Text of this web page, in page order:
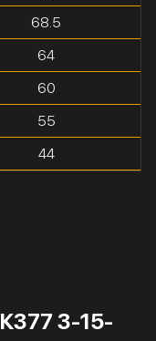
68.5
64
60
55
44
К377 3-15-